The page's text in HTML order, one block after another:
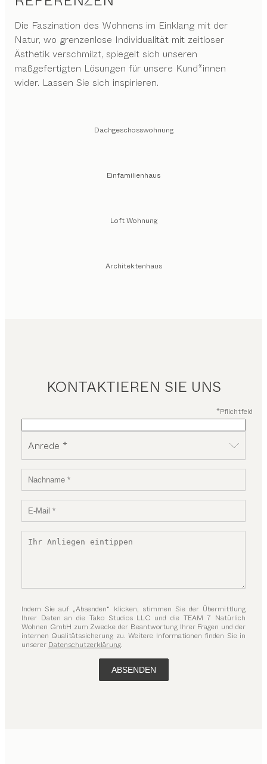
Die Faszination des Wohnens im Einklang mit der
Natur, wo grenzenlose Individualität mit zeitloser
Ästhetik verschmilzt, spiegelt sich unseren
maßgefertigten Lösungen für unsere Kund*innen
wider. Lassen Sie sich inspirieren.
Dachgeschosswohnung
Einfamilienhaus
Loft Wohnung
Architektenhaus
KONTAKTIEREN SIE UNS
*Pflichtfeld
Anrede *
Indem Sie auf „Absenden“ klicken, stimmen Sie der Übermittlung
Ihrer Daten an die Tako Studios LLC und die TEAM 7 Natürlich
Wohnen GmbH zum Zwecke der Beantwortung Ihrer Fragen und der
internen Qualitätssicherung zu. Weitere Informationen finden Sie in
unserer Datenschutzerklärung.
ABSENDEN